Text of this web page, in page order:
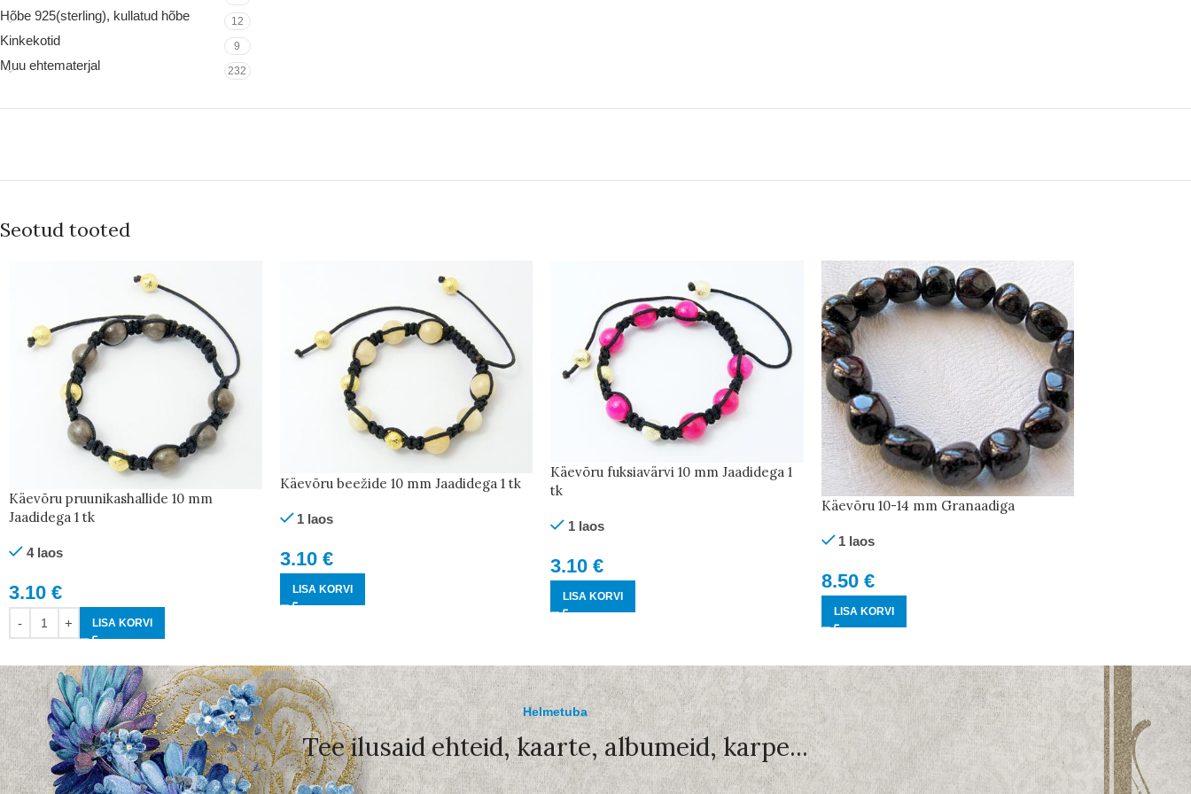
Hõbe 925(sterling), kullatud hõbe 12
Kinkekotid 9
Muu ehtematerjal 232
Seotud tooted
Käevõru pruunikashallide 10 mm
Jaadidega 1 tk
4 laos
3.10 €
LISA KORVI
Käevõru beežide 10 mm Jaadidega 1 tk
1 laos
3.10 €
LISA KORVI
Käevõru fuksiavärvi 10 mm Jaadidega 1
tk
1 laos
3.10 €
LISA KORVI
Käevõru 10-14 mm Granaadiga
1 laos
8.50 €
LISA KORVI
Helmetuba
Tee ilusaid ehteid, kaarte, albumeid, karpe...